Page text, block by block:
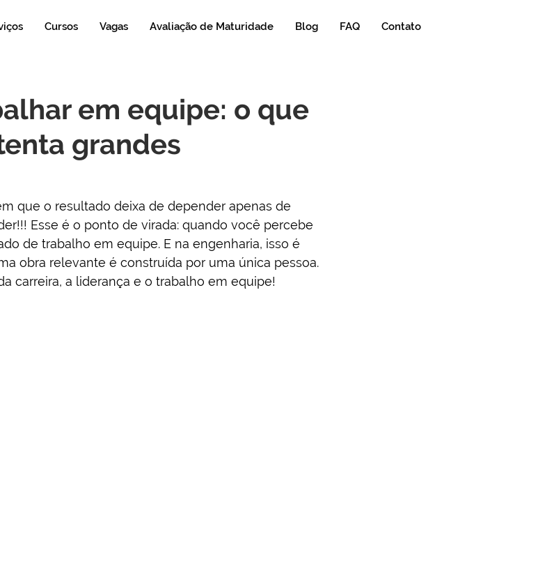
Cursos Vagas Avaliação de Maturidade Blog FAQ Contato
em equipe: o que
grandes
que o resultado deixa de depender apenas de
Esse é o ponto de virada: quando você percebe
de trabalho em equipe. E na engenharia, isso é
obra relevante é construída por uma única pessoa.
carreira, a liderança e o trabalho em equipe!